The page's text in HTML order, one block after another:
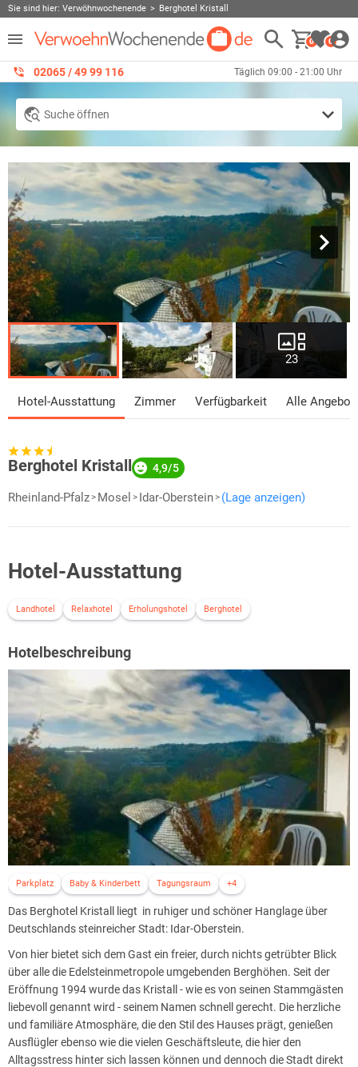
Sie sind hier: Verwöhnwochenende Berghotel Kristall
0 0
02065 / 49 ‌99 116 Täglich 09:00 - 21:00 Uhr
Suche öffnen
23
Hotel-Ausstattung Zimmer Verfügbarkeit Alle
Berghotel Kristall 4,9/5
Rheinland-Pfalz Mosel Idar-Oberstein (Lage anzeigen)
Hotel-Ausstattung
Landhotel Relaxhotel Erholungshotel Berghotel
Hotelbeschreibung
Parkplatz Baby & Kinderbett Tagungsraum +4
Das Berghotel Kristall liegt in ruhiger und schöner Hanglage über
Deutschlands steinreicher Stadt: Idar-Oberstein.
Von hier bietet sich dem Gast ein freier, durch nichts getrübter Blick
über alle die Edelsteinmetropole umgebenden Berghöhen. Seit der
Eröffnung 1994 wurde das Kristall - wie es von seinen Stammgästen
liebevoll genannt wird - seinem Namen schnell gerecht. Die herzliche
und familiäre Atmosphäre, die den Stil des Hauses prägt, genießen
Ausflügler ebenso wie die vielen Geschäftsleute, die hier den
Alltagsstress hinter sich lassen können und dennoch die Stadt direkt